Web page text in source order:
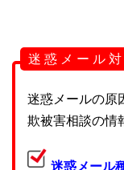
迷 惑 メ ー ル
迷惑メールの原
欺被害相談の情
迷惑メール